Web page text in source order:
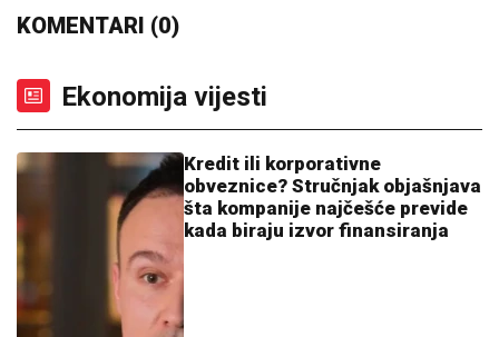
KOMENTARI (0)
Ekonomija vijesti
Kredit ili korporativne
obveznice? Stručnjak objašnjava
šta kompanije najčešće previde
kada biraju izvor finansiranja